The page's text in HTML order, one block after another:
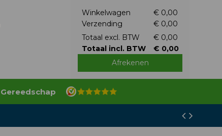
Winkelwagen
€ 0,00
Verzending
€ 0,00
Totaal excl. BTW
€ 0,00
Totaal incl. BTW
€ 0,00
Afrekenen
Gereedschap